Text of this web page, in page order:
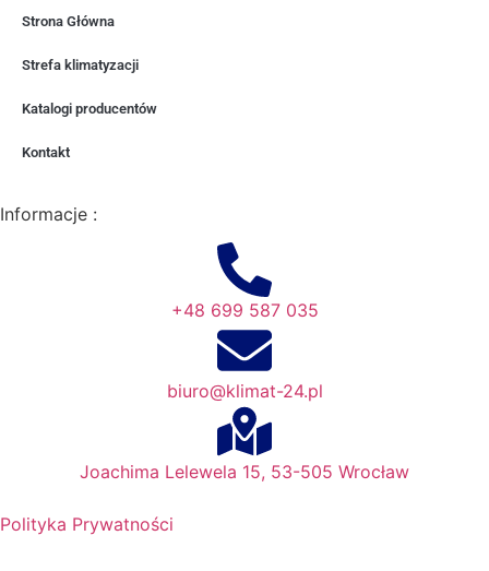
Strona Główna
Strefa klimatyzacji
Katalogi producentów
Kontakt
Informacje :
+48 699 587 035
biuro@klimat-24.pl
Joachima Lelewela 15, 53-505 Wrocław
Polityka Prywatności